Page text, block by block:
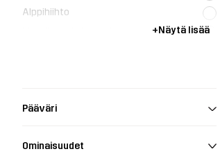
Alppihiihto
+Näytä lisää
Pääväri
Ominaisuudet